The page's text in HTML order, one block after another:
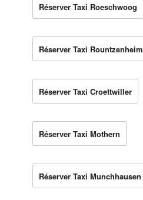
Réserver Taxi Roeschwoog
Réserver Taxi Rountzenheim
Réserver Taxi Croettwiller
Réserver Taxi Mothern
Réserver Taxi Munchhausen